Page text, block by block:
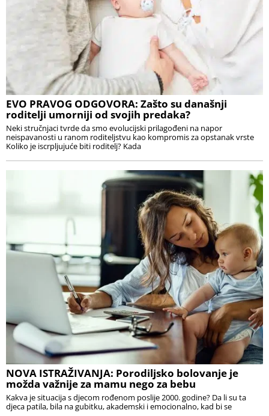
EVO PRAVOG ODGOVORA: Zašto su današnji
roditelji umorniji od svojih predaka?
Neki stručnjaci tvrde da smo evolucijski prilagođeni na napor
neispavanosti u ranom roditeljstvu kao kompromis za opstanak vrste
Koliko je iscrpljujuće biti roditelj? Kada
NOVA ISTRAŽIVANJA: Porodiljsko bolovanje je
možda važnije za mamu nego za bebu
Kakva je situacija s djecom rođenom poslije 2000. godine? Da li su ta
djeca patila, bila na gubitku, akademski i emocionalno, kad bi se